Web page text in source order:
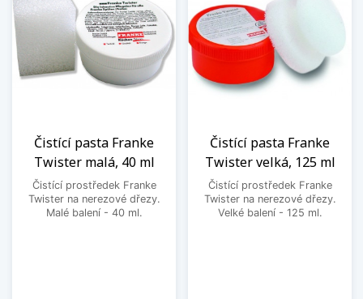
Čistící pasta Franke
Twister malá, 40 ml
Čistící prostředek Franke
Twister na nerezové dřezy.
Malé balení - 40 ml.
Čistící pasta Franke
Twister velká, 125 ml
Čistící prostředek Franke
Twister na nerezové dřezy.
Velké balení - 125 ml.